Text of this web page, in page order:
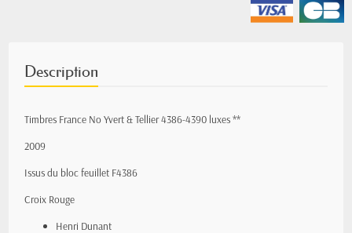
Description
Timbres France No Yvert & Tellier 4386-4390 luxes **
2009
Issus du bloc feuillet F4386
Croix Rouge
Henri Dunant